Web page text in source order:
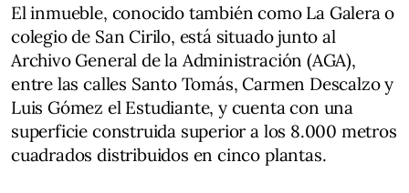
El inmueble, conocido también como La Galera o
colegio de San Cirilo, está situado junto al
Archivo General de la Administración (AGA),
entre las calles Santo Tomás, Carmen Descalzo y
Luis Gómez el Estudiante, y cuenta con una
superficie construida superior a los 8.000 metros
cuadrados distribuidos en cinco plantas.